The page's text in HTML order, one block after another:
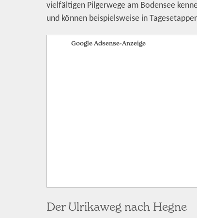
vielfältigen Pilgerwege am Bodensee
und können beispielsweise in
Google Adsense-Anzeige
Der Ulrikaweg nach Hegne